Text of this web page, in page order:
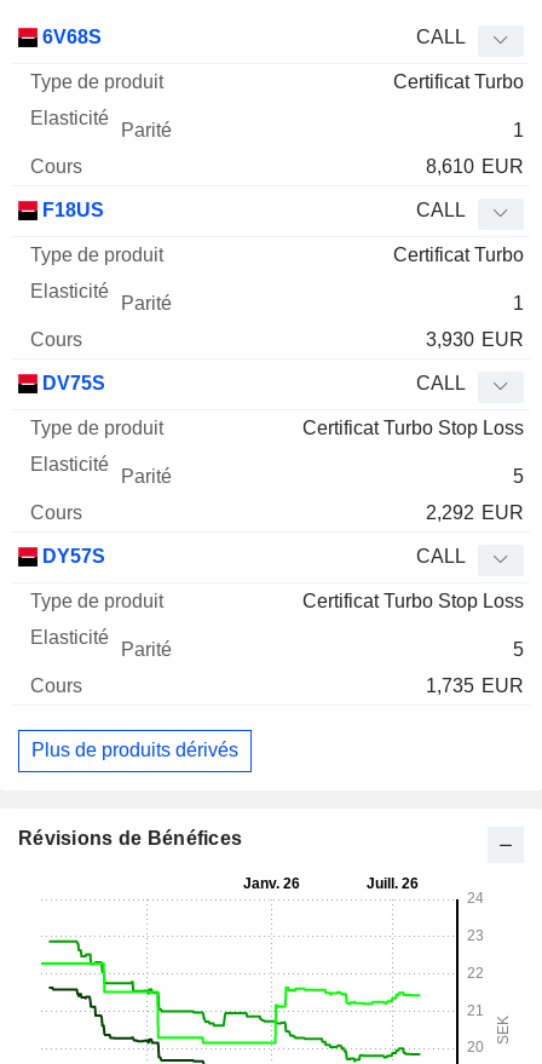
Mnemo Type produit
Cours
6V68S CALL
Certificat Turbo
1
8,610 EUR
F18US CALL
Certificat Turbo
1
3,930 EUR
DV75S CALL
Certificat Turbo Stop Loss
5
2,292 EUR
DY57S CALL
Certificat Turbo Stop Loss
5
1,735 EUR
Plus de produits dérivés
Révisions de Bénéfices